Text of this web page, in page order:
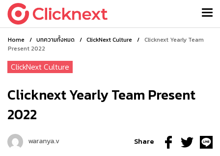
Home / บทความทั้งหมด / ClickNext Culture / Clicknext Yearly Team
Present 2022
ClickNext Culture
Clicknext Yearly Team Present
2022
waranya.v Share